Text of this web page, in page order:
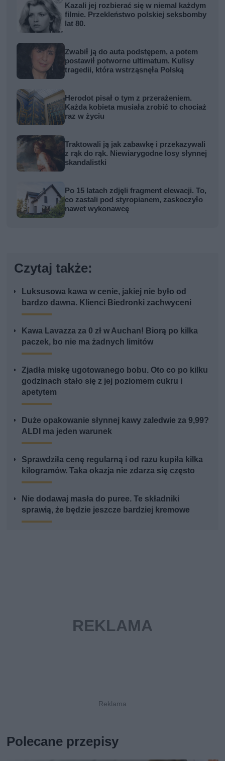
Kazali jej rozbierać się w niemal każdym
filmie. Przekleństwo polskiej seksbomby
lat 80.
Zwabił ją do auta podstępem, a potem
postawił potworne ultimatum. Kulisy
tragedii, która wstrząsnęła Polską
Herodot pisał o tym z przerażeniem.
Każda kobieta musiała zrobić to chociaż
raz w życiu
Traktowali ją jak zabawkę i przekazywali
z rąk do rąk. Niewiarygodne losy słynnej
skandalistki
Po 15 latach zdjęli fragment elewacji. To,
co zastali pod styropianem, zaskoczyło
nawet wykonawcę
Czytaj także:
Luksusowa kawa w cenie, jakiej nie było od
bardzo dawna. Klienci Biedronki zachwyceni
Kawa Lavazza za 0 zł w Auchan! Biorą po kilka
paczek, bo nie ma żadnych limitów
Zjadła miskę ugotowanego bobu. Oto co po kilku
godzinach stało się z jej poziomem cukru i
apetytem
Duże opakowanie słynnej kawy zaledwie za 9,99?
ALDI ma jeden warunek
Sprawdziła cenę regularną i od razu kupiła kilka
kilogramów. Taka okazja nie zdarza się często
Nie dodawaj masła do puree. Te składniki
sprawią, że będzie jeszcze bardziej kremowe
Polecane przepisy